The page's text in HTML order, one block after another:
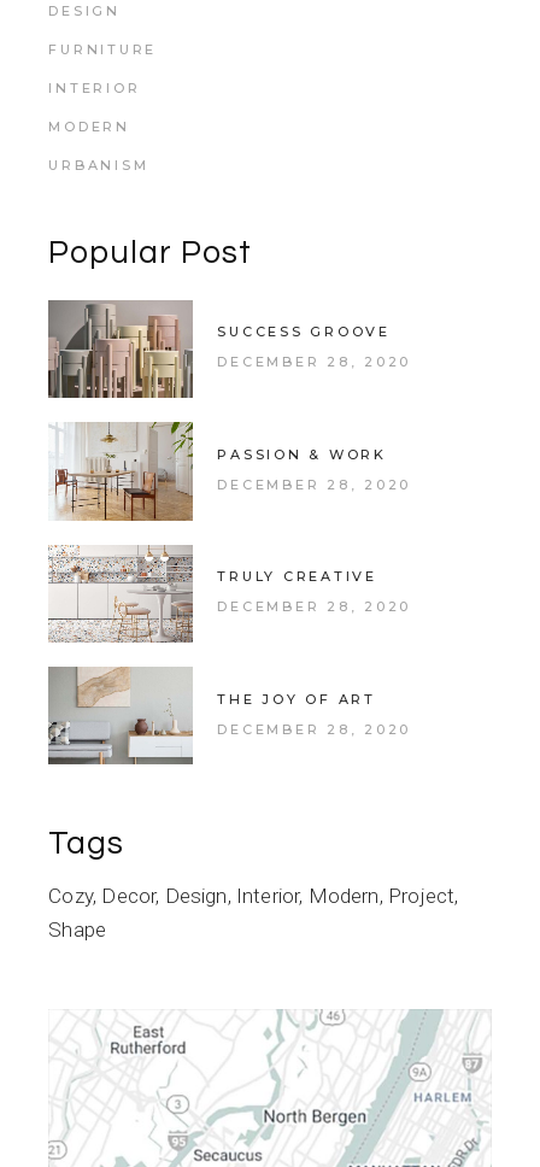
DESIGN
FURNITURE
INTERIOR
MODERN
URBANISM
Popular Post
SUCCESS GROOVE
DECEMBER 28, 2020
PASSION & WORK
DECEMBER 28, 2020
TRULY CREATIVE
DECEMBER 28, 2020
THE JOY OF ART
DECEMBER 28, 2020
Tags
Cozy Decor Design Interior Modern Project
Shape